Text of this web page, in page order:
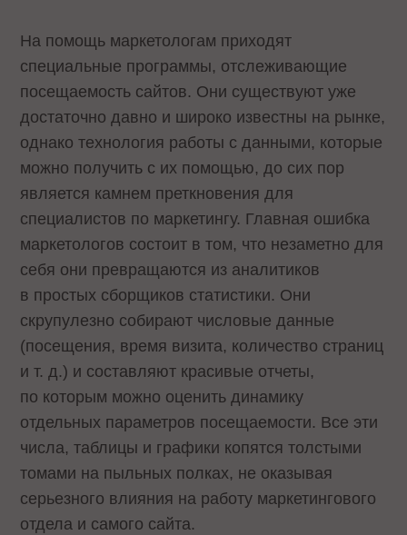
На помощь маркетологам приходят
специальные программы, отслеживающие
посещаемость сайтов. Они существуют уже
достаточно давно и широко известны на рынке,
однако технология работы с данными, которые
можно получить с их помощью, до сих пор
является камнем преткновения для
специалистов по маркетингу. Главная ошибка
маркетологов состоит в том, что незаметно для
себя они превращаются из аналитиков
в простых сборщиков статистики. Они
скрупулезно собирают числовые данные
(посещения, время визита, количество страниц
и т. д.) и составляют красивые отчеты,
по которым можно оценить динамику
отдельных параметров посещаемости. Все эти
числа, таблицы и графики копятся толстыми
томами на пыльных полках, не оказывая
серьезного влияния на работу маркетингового
отдела и самого сайта.